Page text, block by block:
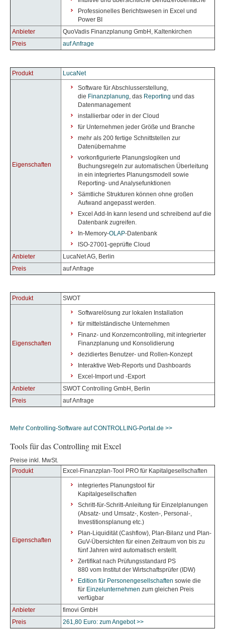
Professionelles Berichtswesen in Excel und
Power BI
Anbieter
QuoVadis Finanzplanung GmbH, Kaltenkirchen
Preis
auf Anfrage
Produkt LucaNet
Eigenschaften
Software für Abschlusserstellung,
die Finanzplanung, das Reporting und das
Datenmanagement
installierbar oder in der Cloud
für Unternehmen jeder Größe und Branche
mehr als 200 fertige Schnittstellen zur
Datenübernahme
vorkonfigurierte Planungslogiken und
Buchungsregeln zur automatischen Überleitung
in ein integriertes Planungsmodell sowie
Reporting- und Analysefunktionen
Sämtliche Strukturen können ohne großen
Aufwand angepasst werden.
Excel Add-In kann lesend und schreibend auf die
Datenbank zugreifen.
In-Memory-OLAP-Datenbank
ISO-27001-geprüfte Cloud
Anbieter
LucaNet AG, Berlin
Preis
auf Anfrage
Produkt SWOT
Eigenschaften
Softwarelösung zur lokalen Installation
für mittelständische Unternehmen
Finanz- und Konzerncontrolling, mit integrierter
Finanzplanung und Konsolidierung
dezidiertes Benutzer- und Rollen-Konzept
Interaktive Web-Reports und Dashboards
Excel-Import und -Export
Anbieter
SWOT Controlling GmbH, Berlin
Preis
auf Anfrage
Mehr Controlling-Software auf CONTROLLING-Portal.de >>
Tools für das Controlling mit Excel
Preise inkl. MwSt.
Produkt
Excel-Finanzplan-Tool PRO für Kapitalgesellschaften
Eigenschaften
integriertes Planungstool für
Kapitalgesellschaften
Schritt-für-Schritt-Anleitung für Einzelplanungen
(Absatz- und Umsatz-, Kosten-, Personal-,
Investitionsplanung etc.)
Plan-Liquidität (Cashflow), Plan-Bilanz und Plan-
GuV-Übersichten für einen Zeitraum von bis zu
fünf Jahren wird automatisch erstellt.
Zertifikat nach Prüfungsstandard PS
880 vom Institut der Wirtschaftsprüfer (IDW)
Edition für Personengesellschaften sowie die
für Einzelunternehmen zum gleichen Preis
verfügbar
Anbieter
fimovi GmbH
Preis
261,80 Euro: zum Angebot >>